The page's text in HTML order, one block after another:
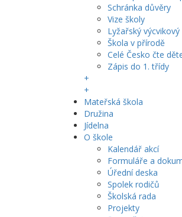
Schránka důvěry
Vize školy
Lyžařský výcvikový
Škola v přírodě
Celé Česko čte
Zápis do 1. třídy
+
+
Mateřská škola
Družina
Jídelna
O škole
Kalendář akcí
Formuláře a
Úřední deska
Spolek rodičů
Školská rada
Projekty